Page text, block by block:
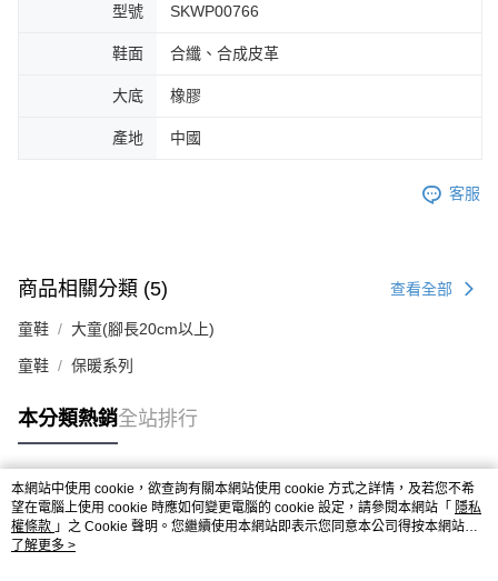
型號 SKWP00766
鞋面 合纖、合成皮革
大底 橡膠
產地 中國
客服
商品相關分類 (5) 查看全部
童鞋 大童(腳長20cm以上)
童鞋 保暖系列
本分類熱銷全站排行
熱門標籤
本網站中使用 cookie，欲查詢有關本網站使用 cookie 方式之詳情，及若您不希
望在電腦上使用 cookie 時應如何變更電腦的 cookie 設定，請參閱本網站「 隱私
權條款 」之 Cookie 聲明。您繼續使用本網站即表示您同意本公司得按本網站使
用條款之 Cookie 聲明使用 cookie。
了解更多 >